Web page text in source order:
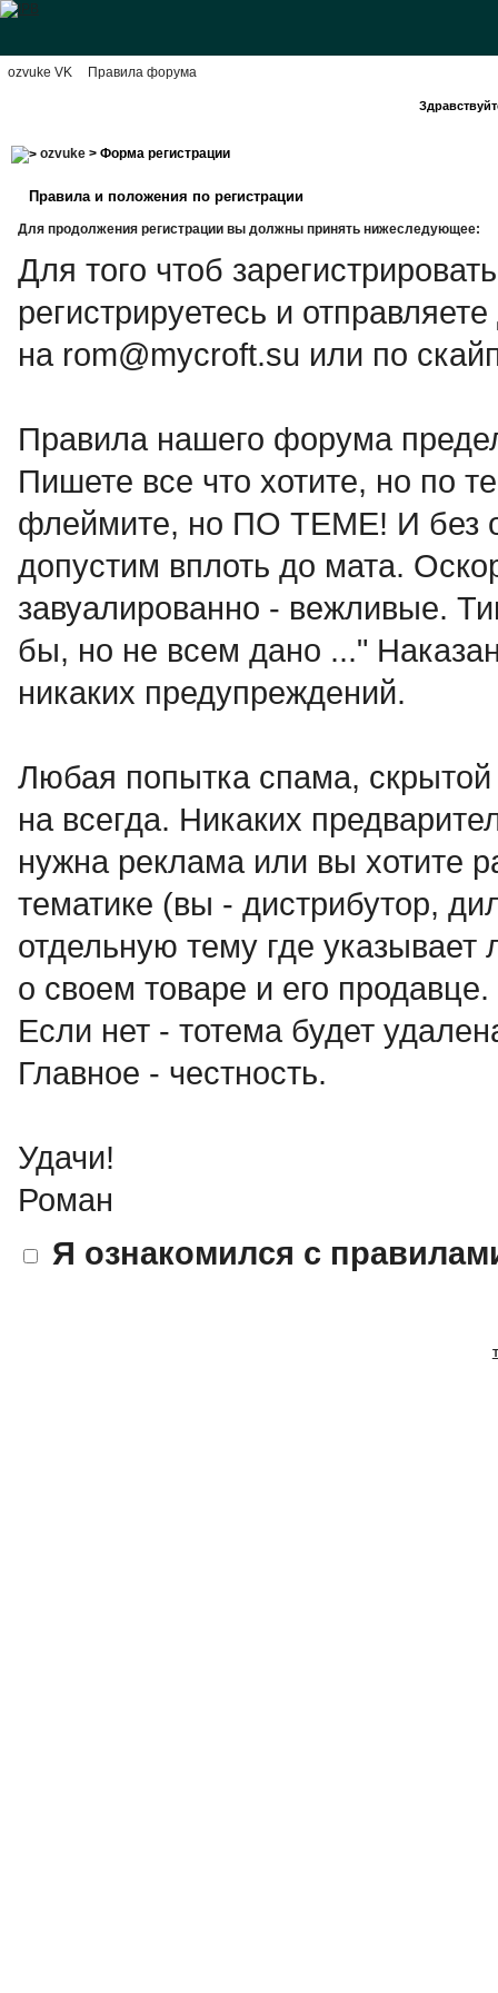
ozvuke VK Правила форума
ozvuke> Форма регистрации
Правила и положения по регистрации
Для продолжения регистрации вы должны принять нижеследующее:
Для того чтоб
регистрируетесь и
на rom@mycroft.su или по
Правила нашего форума
Пишете все что хотите, но по
флеймите, но ПО ТЕМЕ! И без
допустим вплоть до мата.
завуалированно - вежливые.
бы, но не всем дано ..."
никаких предупреждений.
Любая попытка спама, скрытой
на всегда. Никаких
нужна реклама или вы хотите
тематике (вы - дистрибутор,
отдельную тему где
о своем товаре и его
Если нет - тотема будет
Главное - честность.
Удачи!
Роман
Я ознакомился с